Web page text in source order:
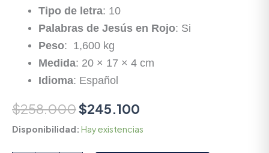
Tipo de letra: 10
Palabras de Jesús en Rojo: Si
Peso: 1,600 kg
Medida: 20 × 17 × 4 cm
Idioma: Español
$258.000$245.100
Disponibilidad: Hay existencias